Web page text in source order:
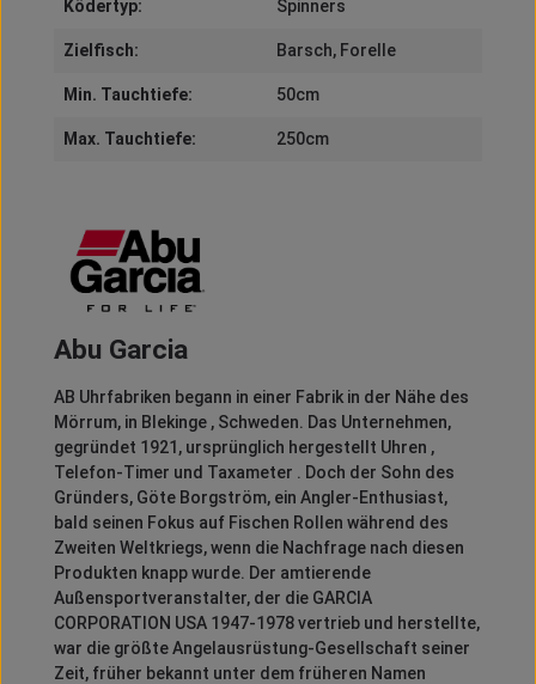
Ködertyp: Spinners
Zielfisch: Barsch, Forelle
Min. Tauchtiefe: 50cm
Max. Tauchtiefe: 250cm
Abu Garcia
AB Uhrfabriken begann in einer Fabrik in der Nähe des
Mörrum, in Blekinge , Schweden. Das Unternehmen,
gegründet 1921, ursprünglich hergestellt Uhren ,
Telefon-Timer und Taxameter . Doch der Sohn des
Gründers, Göte Borgström, ein Angler-Enthusiast,
bald seinen Fokus auf Fischen Rollen während des
Zweiten Weltkriegs, wenn die Nachfrage nach diesen
Produkten knapp wurde. Der amtierende
Außensportveranstalter, der die GARCIA
CORPORATION USA 1947-1978 vertrieb und herstellte,
war die größte Angelausrüstung-Gesellschaft seiner
Zeit, früher bekannt unter dem früheren Namen